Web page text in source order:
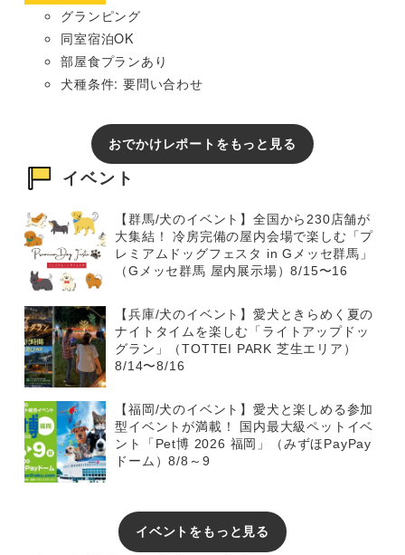
グランピング
同室宿泊OK
部屋食プランあり
犬種条件: 要問い合わせ
おでかけレポートをもっと見る
イベント
【群馬/犬のイベント】全国から230店舗が
大集結！ 冷房完備の屋内会場で楽しむ「プ
レミアムドッグフェスタ in Gメッセ群馬」
（Gメッセ群馬 屋内展示場）8/15〜16
【兵庫/犬のイベント】愛犬ときらめく夏の
ナイトタイムを楽しむ「ライトアップドッ
グラン」（TOTTEI PARK 芝生エリア）
8/14〜8/16
【福岡/犬のイベント】愛犬と楽しめる参加
型イベントが満載！ 国内最大級ペットイベ
ント「Pet博 2026 福岡」（みずほPayPay
ドーム）8/8～9
イベントをもっと見る